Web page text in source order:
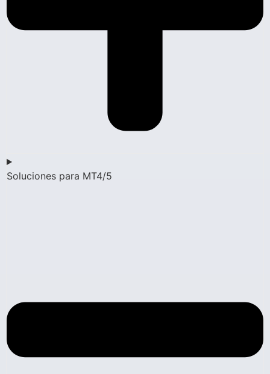
Soluciones para MT4/5